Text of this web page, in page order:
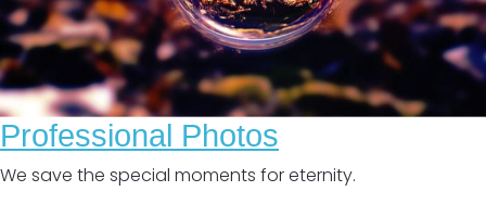
Professional Photos
We save the special moments for eternity.